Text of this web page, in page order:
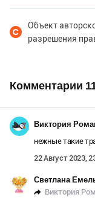
Объект
разрешения
Комментарии
Виктория
нежные такие
22 Август 2023,
Светлана
Виктория